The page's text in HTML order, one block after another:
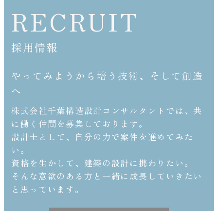
RECRUIT
採用情報
やってみようから培う技術、そして創造
へ
株式会社千葉構造設計コンサルタントでは、共
に働く仲間を募集しております。
設計士として、自分の力で案件を進めてみた
い。
資格を生かして、建築の設計に携わりたい。
そんな意欲のある方と一緒に成長していきたい
と思っています。